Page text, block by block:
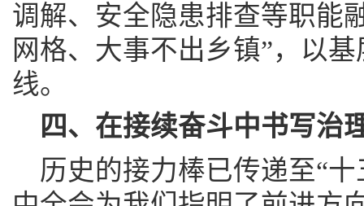
调解、安全隐患排查等职能
网格、大事不出乡镇”，以
线。
四、在接续奋斗中书写治
历史的接力棒已传递至“